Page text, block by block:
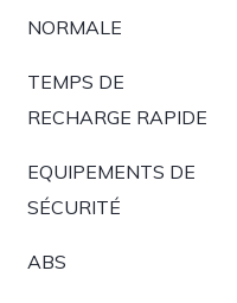
NORMALE
TEMPS DE
RECHARGE RAPIDE
EQUIPEMENTS DE
SÉCURITÉ
ABS